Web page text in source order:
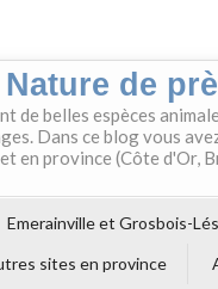
de
de belles espèces
Dans ce blog vous
en province (Côte d'Or,
Emerainville et Grosbois-
sites en province